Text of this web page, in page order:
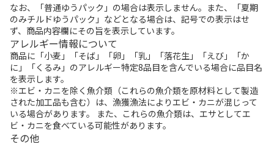
なお、「普通ゆうパック」の場合は表示しません。また、「夏期
のみチルドゆうパック」などとなる場合は、記号での表示はせ
ず、商品内容欄にその旨を表示しています。
アレルギー情報について
商品に「小麦」「そば」「卵」「乳」「落花生」「えび」「か
に」「くるみ」のアレルギー特定8品目を含んでいる場合に品目名
を表示します。
※エビ・カニを除く魚介類（これらの魚介類を原材料として製造
された加工品も含む）は、漁獲漁法によりエビ・カニが混じって
いる場合があります。 また、これらの魚介類は、エサとしてエ
ビ・カニを食べている可能性があります。
その他